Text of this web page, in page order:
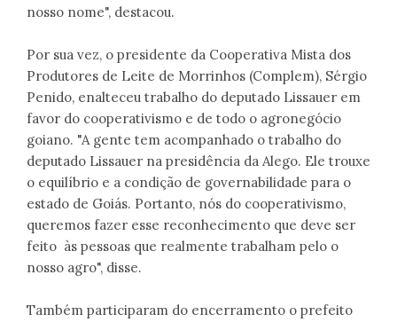
nosso nome", destacou.
Por sua vez, o presidente da Cooperativa Mista dos
Produtores de Leite de Morrinhos (Complem), Sérgio
Penido, enalteceu trabalho do deputado Lissauer em
favor do cooperativismo e de todo o agronegócio
goiano. "A gente tem acompanhado o trabalho do
deputado Lissauer na presidência da Alego. Ele trouxe
o equilíbrio e a condição de governabilidade para o
estado de Goiás. Portanto, nós do cooperativismo,
queremos fazer esse reconhecimento que deve ser
feito às pessoas que realmente trabalham pelo o
nosso agro", disse.
Também participaram do encerramento o prefeito